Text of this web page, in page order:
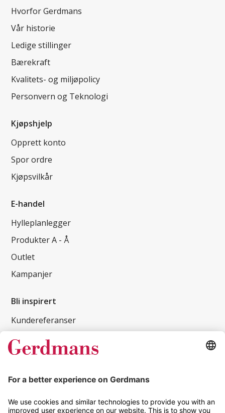
Hvorfor Gerdmans
Vår historie
Ledige stillinger
Bærekraft
Kvalitets- og miljøpolicy
Personvern og Teknologi
Kjøpshjelp
Opprett konto
Spor ordre
Kjøpsvilkår
E-handel
Hylleplanlegger
Produkter A - Å
Outlet
Kampanjer
Bli inspirert
Kundereferanser
Magasin
Tips og guider
Kontakt
info@gerdmans.no